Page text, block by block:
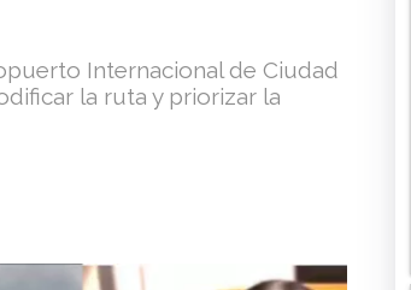
Internacional de Ciudad
la ruta y priorizar la